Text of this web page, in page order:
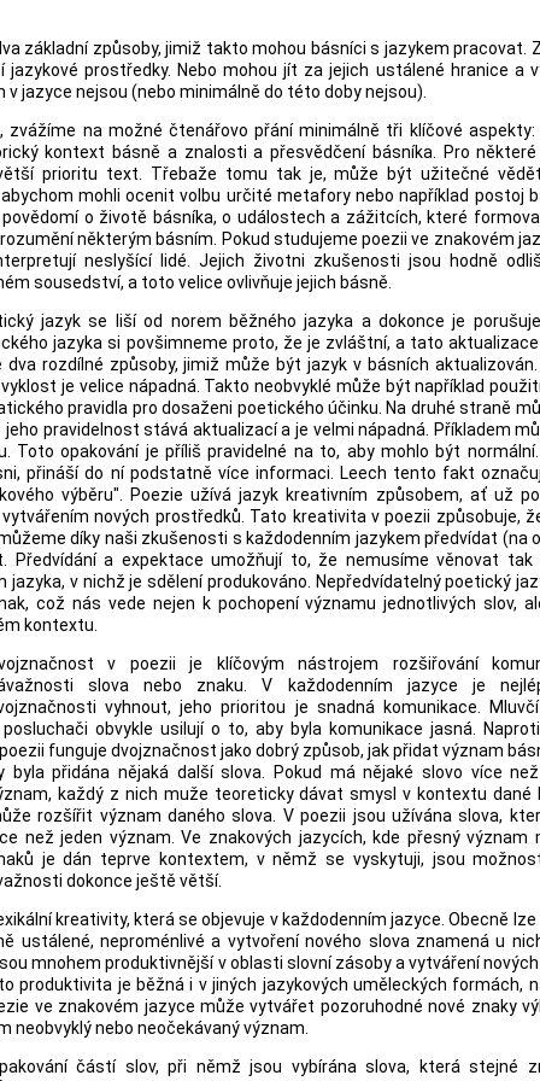
základní způsoby, jimiž takto mohou básníci s jazykem pracovat.
prostředky. Nebo mohou jít za jejich ustálené hranice a
jazyce nejsou (nebo minimálně do této doby nejsou).
zvážíme na možné čtenářovo přání minimálně tři klíčové
kontext básně a znalosti a přesvědčení básníka. Pro
prioritu text. Třebaže tomu tak je, může být užitečné
mohli ocenit volbu určité metafory nebo například postoj
o životě básníka, o událostech a zážitcích, které
některým básním. Pokud studujeme poezii ve znakovém
neslyšící lidé. Jejich životni zkušenosti jsou hodně
sousedství, a toto velice ovlivňuje jejich básně.
jazyk se liší od norem běžného jazyka a dokonce je
jazyka si povšimneme proto, že je zvláštní, a tato
rozdílné způsoby, jimiž může být jazyk v básních
je velice nápadná. Takto neobvyklé může být například
pravidla pro dosaženi poetického účinku. Na druhé straně
pravidelnost stává aktualizací a je velmi nápadná. Příkladem
Toto opakování je příliš pravidelné na to, aby mohlo být
přináší do ní podstatně více informaci. Leech tento fakt
výběru". Poezie užívá jazyk kreativním způsobem, ať už
nových prostředků. Tato kreativita v poezii způsobuje,
díky naši zkušenosti s každodenním jazykem předvídat (na
Předvídání a expektace umožňují to, že nemusíme věnovat tak
v nichž je sdělení produkováno. Nepředvídatelný poetický
což nás vede nejen k pochopení významu jednotlivých slov,
kontextu.
v poezii je klíčovým nástrojem rozšiřování
slova nebo znaku. V každodenním jazyce je
vyhnout, jeho prioritou je snadná komunikace.
obvykle usilují o to, aby byla komunikace jasná.
funguje dvojznačnost jako dobrý způsob, jak přidat význam
byla přidána nějaká další slova. Pokud má nějaké slovo více
každý z nich muže teoreticky dávat smysl v kontextu dané
rozšířit význam daného slova. V poezii jsou užívána slova,
než jeden význam. Ve znakových jazycích, kde přesný význam
je dán teprve kontextem, v němž se vyskytuji, jsou
dokonce ještě větší.
kreativity, která se objevuje v každodenním jazyce. Obecně lze
ustálené, neproménlivé a vytvoření nového slova znamená u
mnohem produktivnější v oblasti slovní zásoby a vytváření
produktivita je běžná i v jiných jazykových uměleckých formách,
ve znakovém jazyce může vytvářet pozoruhodné nové znaky
neobvyklý nebo neočekávaný význam.
částí slov, při němž jsou vybírána slova, která stejné